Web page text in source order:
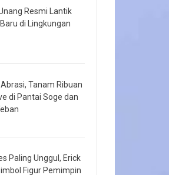
Resmi Lantik
di Lingkungan
Tanam Ribuan
di Pantai Soge dan
Paling Unggul, Erick
Figur Pemimpin